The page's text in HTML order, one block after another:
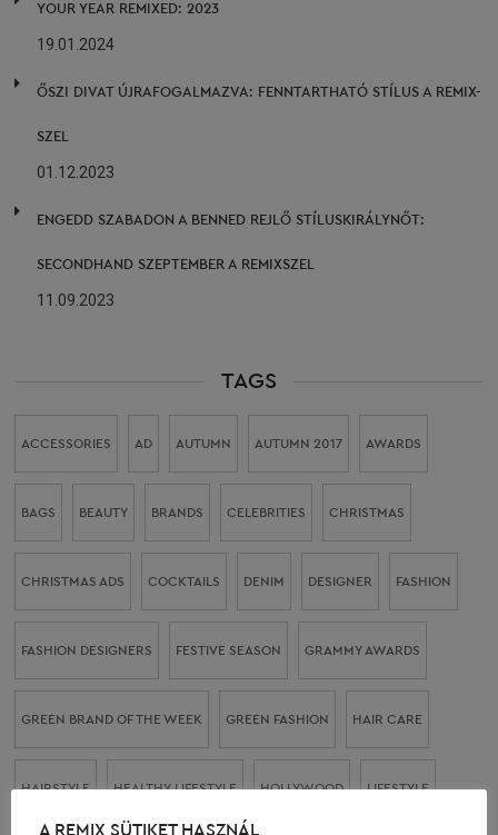
YOUR YEAR REMIXED: 2023
19.01.2024
ŐSZI DIVAT ÚJRAFOGALMAZVA: FENNTARTHATÓ STÍLUS A REMIX-
SZEL
01.12.2023
ENGEDD SZABADON A BENNED REJLŐ STÍLUSKIRÁLYNŐT:
SECONDHAND SZEPTEMBER A REMIXSZEL
11.09.2023
TAGS
ACCESSORIES AD AUTUMN AUTUMN 2017 AWARDS
BAGS BEAUTY BRANDS CELEBRITIES CHRISTMAS
CHRISTMAS ADS COCKTAILS DENIM DESIGNER FASHION
FASHION DESIGNERS FESTIVE SEASON GRAMMY AWARDS
GREEN BRAND OF THE WEEK GREEN FASHION HAIR CARE
HAIRSTYLE HEALTHY LIFESTYLE HOLLYWOOD LIFESTYLE
A REMIX SÜTIKET HASZNÁL